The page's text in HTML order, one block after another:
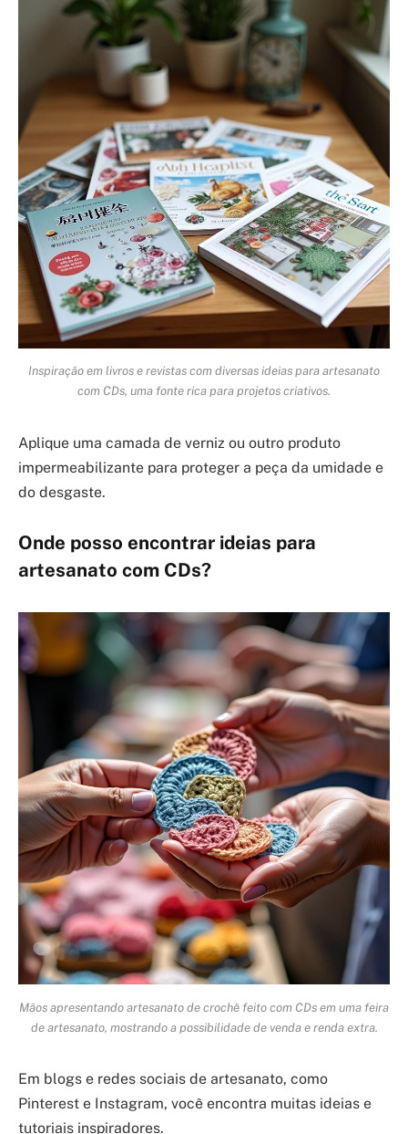
Inspiração em livros e revistas com diversas ideias para artesanato
com CDs, uma fonte rica para projetos criativos.
Aplique uma camada de verniz ou outro produto
impermeabilizante para proteger a peça da umidade e
do desgaste.
Onde posso encontrar ideias para
artesanato com CDs?
Mãos apresentando artesanato de crochê feito com CDs em uma feira
de artesanato, mostrando a possibilidade de venda e renda extra.
Em blogs e redes sociais de artesanato, como
Pinterest e Instagram, você encontra muitas ideias e
tutoriais inspiradores.